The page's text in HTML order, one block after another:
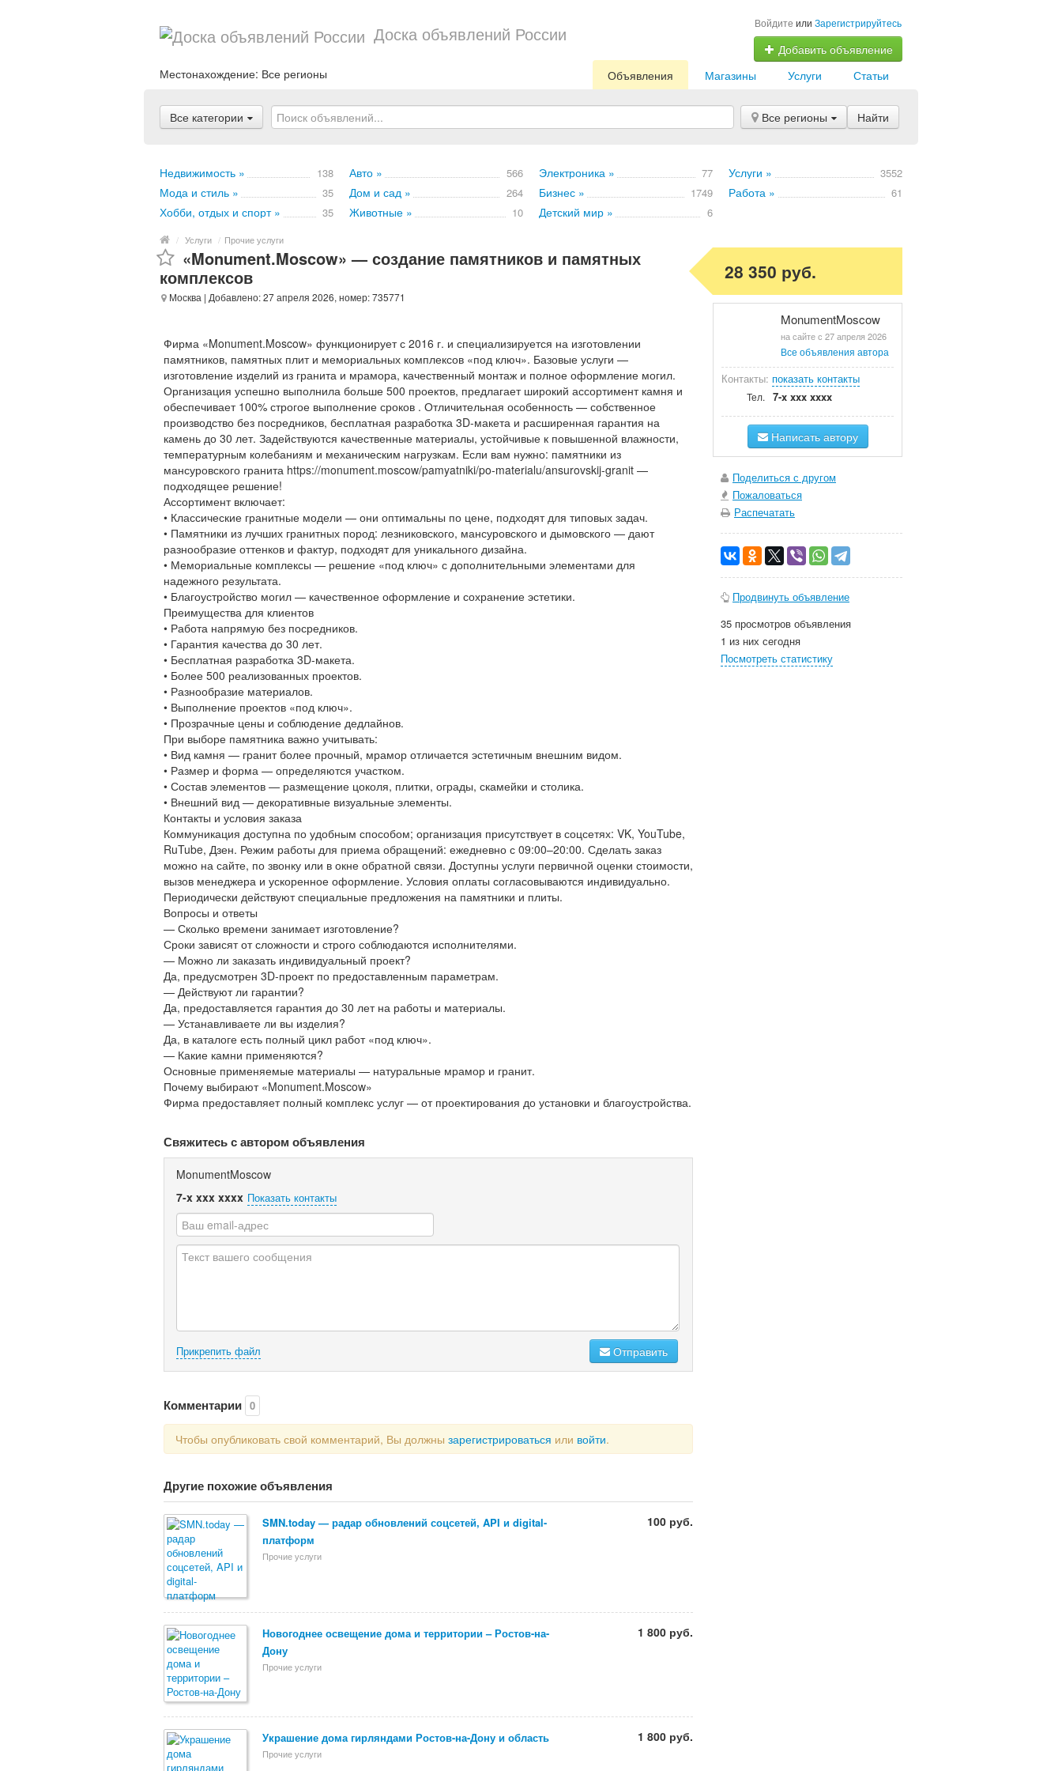
Доска объявлений России Войдите или Зарегистрируйтесь
Добавить объявление
Местонахождение: Все регионы Статьи
Услуги
Магазины
Объявления
Все категории Все регионы Найти
Недвижимость » 138 Авто » 566 Электроника » 77 Услуги » 3552
Мода и стиль » 35 Дом и сад » 264 Бизнес » 1749 Работа » 61
Хобби, отдых и спорт » 35 Животные » 10 Детский мир » 6
/ Услуги / Прочие услуги
«Monument.Moscow» — создание памятников и памятных
комплексов
Москва | Добавлено: 27 апреля 2026, номер: 735771
Фирма «Monument.Moscow» функционирует с 2016 г. и специализируется на изготовлении
памятников, памятных плит и мемориальных комплексов «под ключ». Базовые услуги —
изготовление изделий из гранита и мрамора, качественный монтаж и полное оформление могил.
Организация успешно выполнила больше 500 проектов, предлагает широкий ассортимент камня и
обеспечивает 100% строгое выполнение сроков . Отличительная особенность — собственное
производство без посредников, бесплатная разработка 3D-макета и расширенная гарантия на
камень до 30 лет. Задействуются качественные материалы, устойчивые к повышенной влажности,
температурным колебаниям и механическим нагрузкам. Если вам нужно: памятники из
мансуровского гранита https://monument.moscow/pamyatniki/po-materialu/ansurovskij-granit —
подходящее решение!
Ассортимент включает:
• Классические гранитные модели — они оптимальны по цене, подходят для типовых задач.
• Памятники из лучших гранитных пород: лезниковского, мансуровского и дымовского — дают
разнообразие оттенков и фактур, подходят для уникального дизайна.
• Мемориальные комплексы — решение «под ключ» с дополнительными элементами для
надежного результата.
• Благоустройство могил — качественное оформление и сохранение эстетики.
Преимущества для клиентов
• Работа напрямую без посредников.
• Гарантия качества до 30 лет.
• Бесплатная разработка 3D-макета.
• Более 500 реализованных проектов.
• Разнообразие материалов.
• Выполнение проектов «под ключ».
• Прозрачные цены и соблюдение дедлайнов.
При выборе памятника важно учитывать:
• Вид камня — гранит более прочный, мрамор отличается эстетичным внешним видом.
• Размер и форма — определяются участком.
• Состав элементов — размещение цоколя, плитки, ограды, скамейки и столика.
• Внешний вид — декоративные визуальные элементы.
Контакты и условия заказа
Коммуникация доступна по удобным способом; организация присутствует в соцсетях: VK, YouTube,
RuTube, Дзен. Режим работы для приема обращений: ежедневно с 09:00–20:00. Сделать заказ
можно на сайте, по звонку или в окне обратной связи. Доступны услуги первичной оценки стоимости,
вызов менеджера и ускоренное оформление. Условия оплаты согласовываются индивидуально.
Периодически действуют специальные предложения на памятники и плиты.
Вопросы и ответы
— Сколько времени занимает изготовление?
Сроки зависят от сложности и строго соблюдаются исполнителями.
— Можно ли заказать индивидуальный проект?
Да, предусмотрен 3D-проект по предоставленным параметрам.
— Действуют ли гарантии?
Да, предоставляется гарантия до 30 лет на работы и материалы.
— Устанавливаете ли вы изделия?
Да, в каталоге есть полный цикл работ «под ключ».
— Какие камни применяются?
Основные применяемые материалы — натуральные мрамор и гранит.
Почему выбирают «Monument.Moscow»
Фирма предоставляет полный комплекс услуг — от проектирования до установки и благоустройства.
Свяжитесь с автором объявления
MonumentMoscow
7-x xxx xxxx Показать контакты
Прикрепить файл Отправить
Комментарии 0
Чтобы опубликовать свой комментарий, Вы должны зарегистрироваться или войти.
Другие похожие объявления
SMN.today — радар обновлений соцсетей, API и digital-
платформ
Прочие услуги
100 руб.
Новогоднее освещение дома и территории – Ростов-на-
Дону
Прочие услуги
1 800 руб.
Украшение дома гирляндами Ростов-на-Дону и область
Прочие услуги
1 800 руб.
28 350 руб.
MonumentMoscow
на сайте с 27 апреля 2026
Все объявления автора
Контакты: показать контакты
Тел. 7-x xxx xxxx
Написать автору
Поделиться с другом
Пожаловаться
Распечатать
Продвинуть объявление
35 просмотров объявления
1 из них сегодня
Посмотреть статистику